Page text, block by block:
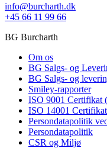
info@burcharth.dk
+45 66 11 99 66
BG Burcharth
Om os
BG Salgs- og
BG Salgs- og
Smiley-rapporter
ISO 9001 Certifikat
ISO 14001
Persondatapolitik
Persondatapolitik
CSR og Miljø